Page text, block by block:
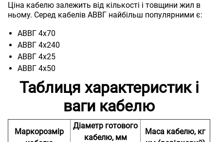
Ціна кабелю залежить від кількості і товщини жил в
ньому. Серед кабелів АВВГ найбільш популярними є:
АВВГ 4х70
АВВГ 4х240
АВВГ 4х25
АВВГ 4х50
Таблиця характеристик і
ваги кабелю
Маркорозмір
Діаметр готового
кабелю, мм
Маса кабелю, кг